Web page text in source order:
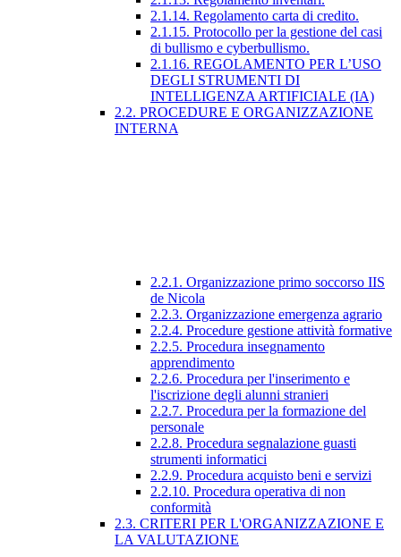
2.1.14. Regolamento carta di credito.
2.1.15. Protocollo per la gestione del casi
di bullismo e cyberbullismo.
2.1.16. REGOLAMENTO PER L’USO
DEGLI STRUMENTI DI
INTELLIGENZA ARTIFICIALE (IA)
2.2. PROCEDURE E ORGANIZZAZIONE
INTERNA
2.2.1. Organizzazione primo soccorso IIS
de Nicola
2.2.3. Organizzazione emergenza agrario
2.2.4. Procedure gestione attività formative
2.2.5. Procedura insegnamento
apprendimento
2.2.6. Procedura per l'inserimento e
l'iscrizione degli alunni stranieri
2.2.7. Procedura per la formazione del
personale
2.2.8. Procedura segnalazione guasti
strumenti informatici
2.2.9. Procedura acquisto beni e servizi
2.2.10. Procedura operativa di non
conformità
2.3. CRITERI PER L'ORGANIZZAZIONE E
LA VALUTAZIONE